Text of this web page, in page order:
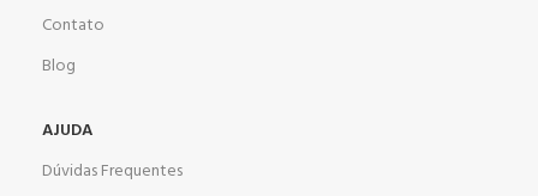
Contato
Blog
AJUDA
Dúvidas Frequentes